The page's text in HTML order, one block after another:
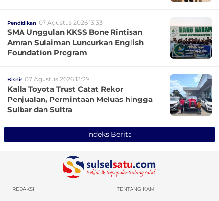
Pendidikan 07 Agustus 2026 13:33
SMA Unggulan KKSS Bone Rintisan
Amran Sulaiman Luncurkan English
Foundation Program
Bisnis 07 Agustus 2026 13:29
Kalla Toyota Trust Catat Rekor
Penjualan, Permintaan Meluas hingga
Sulbar dan Sultra
Indeks Berita
REDAKSI TENTANG KAMI